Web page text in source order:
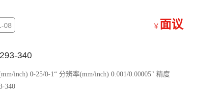
08 ￥ 面议
340
防护等级 IP65 293-340